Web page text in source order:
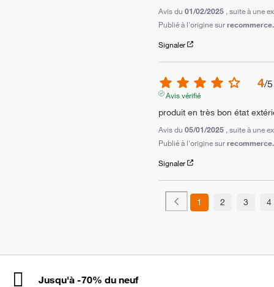
Avis du 01/02/2025 , suite à une
Publié à l'origine sur
Signaler
4/5
Avis vérifié
produit en très bon état
Avis du 05/01/2025 , suite à une
Publié à l'origine sur
Signaler
1 2 3 4
Jusqu'à -70% du neuf